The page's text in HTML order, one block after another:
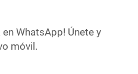
WhatsApp! Únete y
móvil.